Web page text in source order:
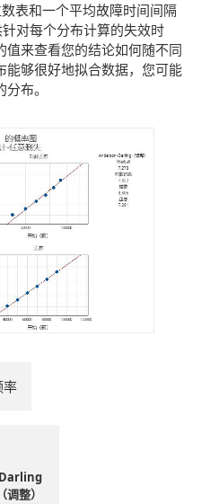
表和一个平均故障时间间隔
对每个分布计算的失效时
值来查看您的结论如何随不同
能够很好地拟合数据，您可能
布。
率
（调整）